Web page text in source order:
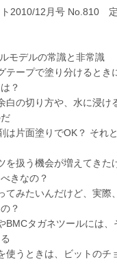
ト2010/12月号 No.810
モデルの常識と非常識
ープで塗り分けるとき
？
の切り方や、水に浸け
片面塗りでOK？ それ
扱う機会が増えてきた
きなの？
みたいんだけど、実際
？
タガネツールには、
うときは、ビットのチ